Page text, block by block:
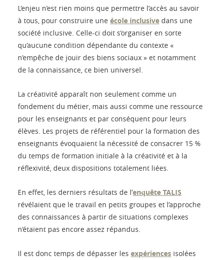
L’enjeu n’est rien moins que permettre l’accès au savoir
à tous, pour construire une école inclusive dans une
société inclusive. Celle-ci doit s’organiser en sorte
qu’aucune condition dépendante du contexte «
n’empêche de jouir des biens sociaux » et notamment
de la connaissance, ce bien universel.
La créativité apparaît non seulement comme un
fondement du métier, mais aussi comme une ressource
pour les enseignants et par conséquent pour leurs
élèves. Les projets de référentiel pour la formation des
enseignants évoquaient la nécessité de consacrer 15 %
du temps de formation initiale à la créativité et à la
réflexivité, deux dispositions totalement liées.
En effet, les derniers résultats de l’enquête TALIS
révélaient que le travail en petits groupes et l’approche
des connaissances à partir de situations complexes
n’étaient pas encore assez répandus.
Il est donc temps de dépasser les expériences isolées